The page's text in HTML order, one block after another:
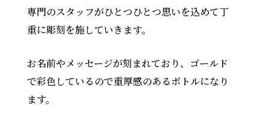
専門のスタッフがひとつひとつ思いを込めて丁
重に彫刻を施していきます。
お名前やメッセージが刻まれており、ゴールド
で彩色しているので重厚感のあるボトルになり
ます。